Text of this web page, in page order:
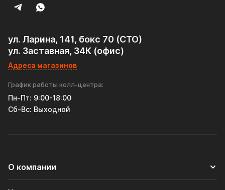
ул. Ларина, 141, бокс 70 (СТО)
ул. Заставная, 34К (офис)
Адреса магазинов
График работы колл-центра:
Пн-Пт: 9:00-18:00
Cб-Вс: Выходной
О компании